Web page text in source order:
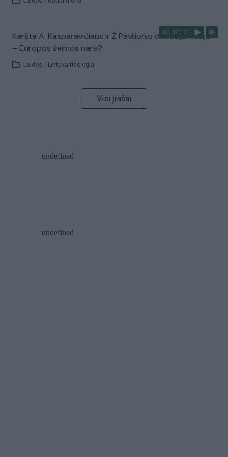
00:42:12
Karšta A. Kasparavičiaus ir Ž Pavilionio diskusija: Rusija
– Europos šeimos narė?
Laidos Lietuva tiesiogiai
Visi įrašai